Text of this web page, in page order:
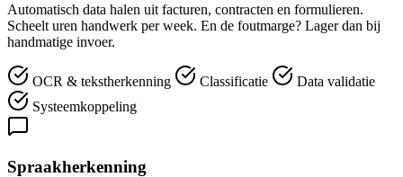
Automatisch data halen uit facturen, contracten en formulieren.
Scheelt uren handwerk per week. En de foutmarge? Lager dan bij
handmatige invoer.
OCR & tekstherkenning Classificatie
Data validatie
Systeemkoppeling
Spraakherkenning